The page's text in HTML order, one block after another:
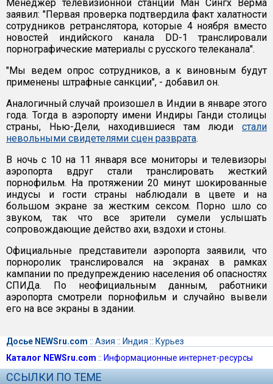
Менеджер телевизионной станции Ман Сингх Верма
заявил: "Первая проверка подтвердила факт халатности
сотрудников ретранслятора, которые 4 ноября вместо
новостей индийского канала DD-1 транслировали
порнографические материалы с русского телеканала".
"Мы ведем опрос сотрудников, а к виновным будут
применены штрафные санкции", - добавил он.
Аналогичный случай произошел в Индии в январе этого
года. Тогда в аэропорту имени Индиры Ганди столицы
страны, Нью-Дели, находившиеся там люди стали
невольными свидетелями сцен разврата.
В ночь с 10 на 11 января все мониторы и телевизоры
аэропорта вдруг стали транслировать жесткий
порнофильм. На протяжении 20 минут шокированные
индусы и гости страны наблюдали в цвете и на
большом экране за жестким сексом. Порно шло со
звуком, так что все зрители сумели услышать
сопровождающие действо ахи, вздохи и стоны.
Официальные представители аэропорта заявили, что
порноролик транслировался на экранах в рамках
кампании по предупреждению населения об опасностях
СПИДа. По неофициальным данным, работники
аэропорта смотрели порнофильм и случайно вывели
его на все экраны в здании.
Досье NEWSru.com :: Азия :: Индия :: Курьез
Каталог NEWSru.com :: Информационные интернет-ресурсы
ССЫЛКИ ПО ТЕМЕ